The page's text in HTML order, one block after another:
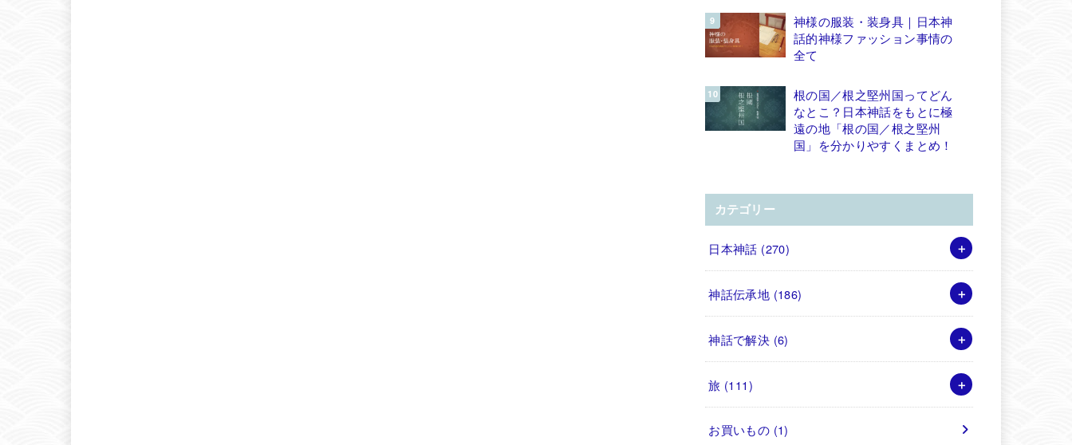
神様の服装・装身具｜日本神
話的神様ファッション事情の
全て
根の国／根之堅州国ってどん
なとこ？日本神話をもとに極
遠の地「根の国／根之堅州
国」を分かりやすくまとめ！
カテゴリー
日本神話 (270)
神話伝承地 (186)
神話で解決 (6)
旅 (111)
お買いもの (1)